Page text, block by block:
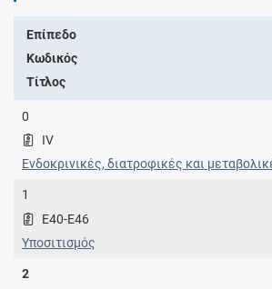
Επίπεδο
Κωδικός
Τίτλος
0
IV
Ενδοκρινικές, διατροφικές και
1
E40-E46
Υποσιτισμός
2